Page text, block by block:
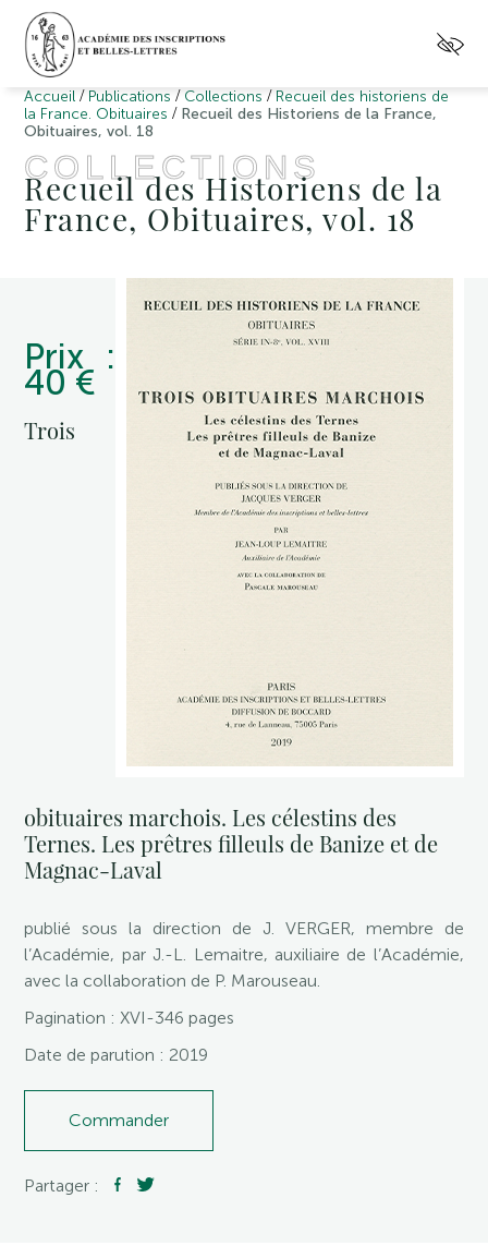
Accueil / Publications / Collections / Recueil des historiens de
la France. Obituaires / Recueil des Historiens de la France,
Obituaires, vol. 18
COLLECTIONS
Recueil des Historiens de la
France, Obituaires, vol. 18
Prix :
40 €
Trois
obituaires marchois. Les célestins des
Ternes. Les prêtres filleuls de Banize et de
Magnac-Laval
publié sous la direction de J. VERGER, membre de
l’Académie, par J.-L. Lemaitre, auxiliaire de l’Académie,
avec la collaboration de P. Marouseau.
Pagination : XVI-346 pages
Date de parution : 2019
Commander
Partager :